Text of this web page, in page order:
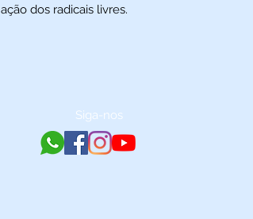
ação dos radicais livres.
Siga-nos